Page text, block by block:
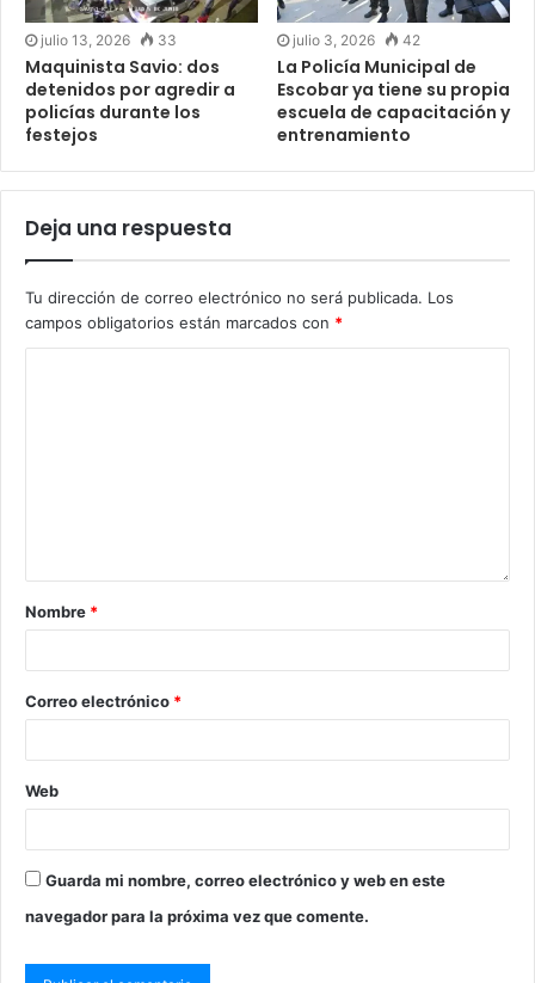
julio 13, 2026 33
Maquinista Savio: dos
detenidos por agredir a
policías durante los
festejos
julio 3, 2026 42
La Policía Municipal de
Escobar ya tiene su propia
escuela de capacitación y
entrenamiento
Deja una respuesta
Tu dirección de correo electrónico no será publicada. Los
campos obligatorios están marcados con *
Nombre *
Correo electrónico *
Web
Guarda mi nombre, correo electrónico y web en este
navegador para la próxima vez que comente.